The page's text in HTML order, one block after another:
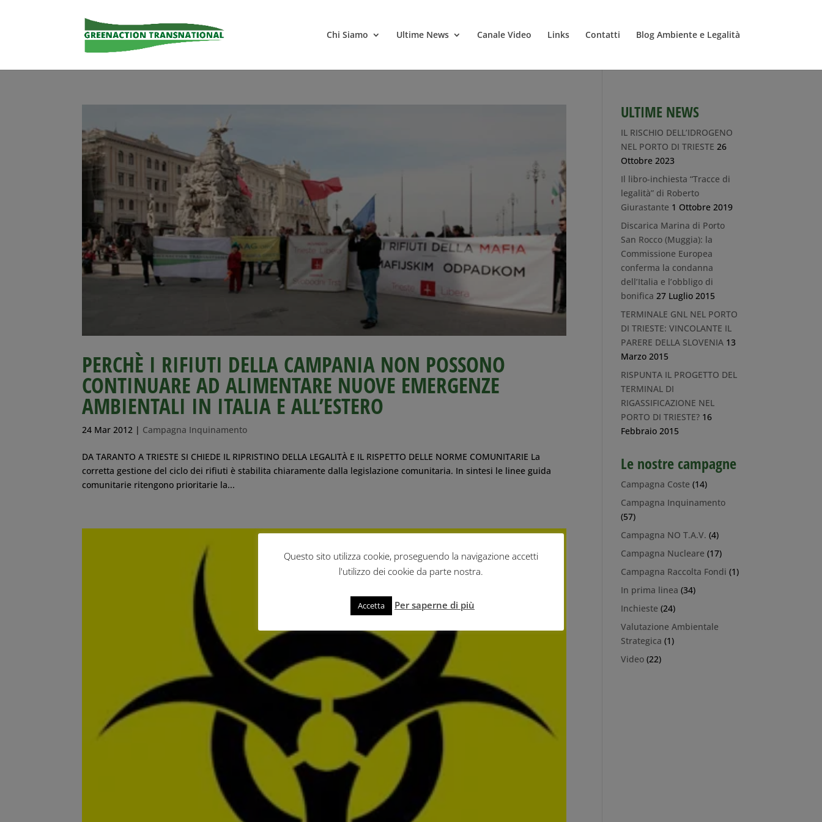
Chi Siamo Ultime News Canale Video Links Contatti Blog Ambiente e Legalità
PERCHÈ I RIFIUTI DELLA CAMPANIA NON POSSONO
CONTINUARE AD ALIMENTARE NUOVE EMERGENZE
AMBIENTALI IN ITALIA E ALL’ESTERO
24 Mar 2012 | Campagna Inquinamento
DA TARANTO A TRIESTE SI CHIEDE IL RIPRISTINO DELLA LEGALITÀ E IL RISPETTO DELLE NORME COMUNITARIE La
corretta gestione del ciclo dei rifiuti è stabilita chiaramente dalla legislazione comunitaria. In sintesi le linee guida
comunitarie ritengono prioritarie la...
ULTIME NEWS
IL RISCHIO DELL’IDROGENO
NEL PORTO DI TRIESTE 26
Ottobre 2023
Il libro-inchiesta “Tracce di
legalità” di Roberto
Giurastante 1 Ottobre 2019
Discarica Marina di Porto
San Rocco (Muggia): la
Commissione Europea
conferma la condanna
dell’Italia e l’obbligo di
bonifica 27 Luglio 2015
TERMINALE GNL NEL PORTO
DI TRIESTE: VINCOLANTE IL
PARERE DELLA SLOVENIA 13
Marzo 2015
RISPUNTA IL PROGETTO DEL
TERMINAL DI
RIGASSIFICAZIONE NEL
PORTO DI TRIESTE? 16
Febbraio 2015
Le nostre campagne
Campagna Coste (14)
Campagna Inquinamento
(57)
Campagna NO T.A.V. (4)
Campagna Nucleare (17)
Campagna Raccolta Fondi (1)
In prima linea (34)
Inchieste (24)
Valutazione Ambientale
Strategica (1)
Video (22)
Questo sito utilizza cookie, proseguendo la navigazione accetti
l'utilizzo dei cookie da parte nostra.
Accetta Per saperne di più